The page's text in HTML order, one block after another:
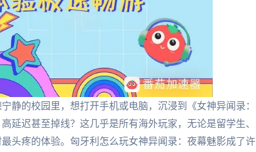
静的校园里，想打开手机或电脑，沉浸到《女神异闻录：
延迟甚至掉线？这几乎是所有海外玩家，无论是留学生、
头疼的体验。匈牙利怎么玩女神异闻录：夜幕魅影成了许